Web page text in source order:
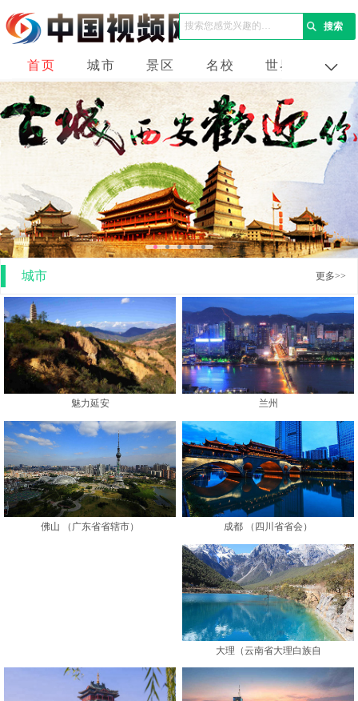
首页 城市 景区 名校 世界 企业
城市 更多>>
魅力延安 兰州
佛山 （广东省省辖市） 成都 （四川省省会）
大理（云南省大理白族自